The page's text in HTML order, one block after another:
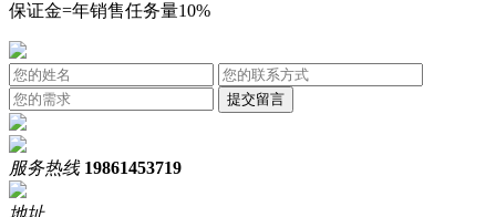
保证金=年销售任务量10%
服务热线 19861453719
地址